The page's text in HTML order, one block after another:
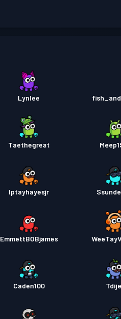
Pase
Lynlee
Taethegreat
Iptayhayesjr
EmmettBOBjames
Caden100